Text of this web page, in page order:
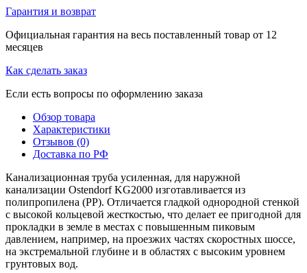
Гарантия и возврат
Официальная гарантия на весь поставленный товар от 12
месяцев
Как сделать заказ
Если есть вопросы по оформлению заказа
Обзор товара
Характеристики
Отзывов (0)
Доставка по РФ
Канализационная труба усиленная, для наружной
канализации Ostendorf KG2000 изготавливается из
полипропилена (PP). Отличается гладкой однородной стенкой
с высокой кольцевой жесткостью, что делает ее пригодной для
прокладки в земле в местах с повышенным пиковым
давлением, например, на проезжих частях скоростных шоссе,
на экстремальной глубине и в областях с высоким уровнем
грунтовых вод.